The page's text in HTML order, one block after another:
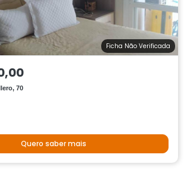
Ficha Não Verificada
70
Quero saber mais